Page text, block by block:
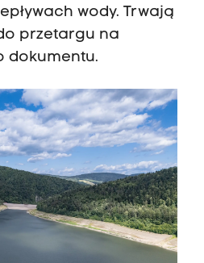
wody. Trwają
przetargu na
dokumentu.